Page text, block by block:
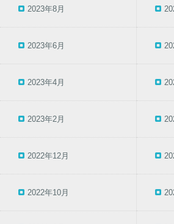
2023年8月
2023年6月
2023年4月
2023年2月
2022年12月
2022年10月